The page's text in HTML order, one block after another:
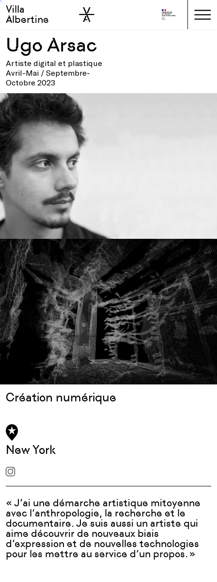
Skip to main
Skip to sidebar
Villa
Albertine
Ugo Arsac
Artiste digital et plastique
Avril-Mai / Septembre-
Octobre 2023
Création numérique
New York
« J’ai une démarche artistique mitoyenne
avec l’anthropologie, la recherche et le
documentaire. Je suis aussi un artiste qui
aime découvrir de nouveaux biais
d’expression et de nouvelles technologies
pour les mettre au service d’un propos. »